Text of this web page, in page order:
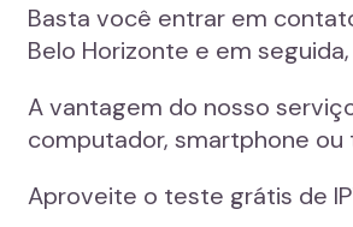
Basta você entrar em
Belo Horizonte e em
A vantagem do nosso
computador, smartphone ou
Aproveite o teste grátis de